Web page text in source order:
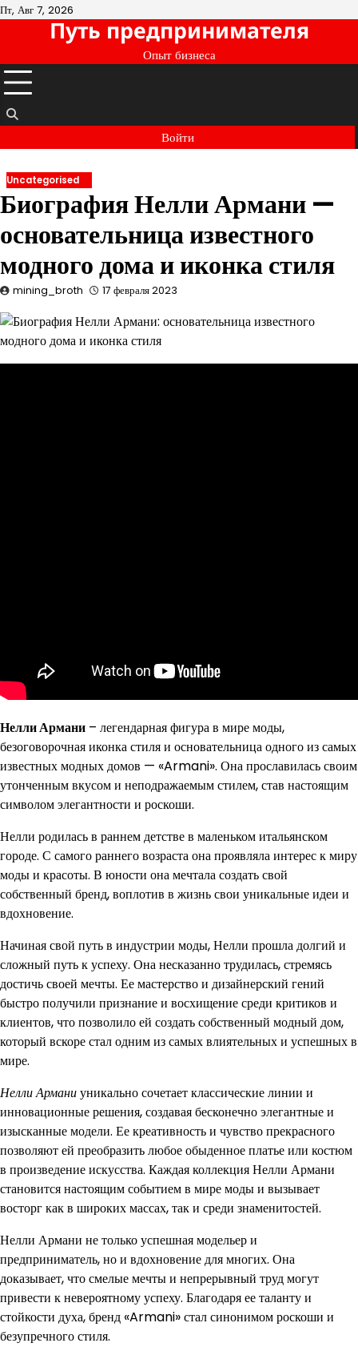
Перейти
содержимому
Пт, Авг 7, 2026
Путь предпринимателя
Опыт бизнеса
Войти
Uncategorised
Биография Нелли Армани —
основательница известного
модного дома и иконка стиля
mining_broth 17 февраля 2023
Нелли Армани – легендарная фигура в мире моды,
безоговорочная иконка стиля и основательница одного из самых
известных модных домов — «Armani». Она прославилась своим
утонченным вкусом и неподражаемым стилем, став настоящим
символом элегантности и роскоши.
Нелли родилась в раннем детстве в маленьком итальянском
городе. С самого раннего возраста она проявляла интерес к миру
моды и красоты. В юности она мечтала создать свой
собственный бренд, воплотив в жизнь свои уникальные идеи и
вдохновение.
Начиная свой путь в индустрии моды, Нелли прошла долгий и
сложный путь к успеху. Она несказанно трудилась, стремясь
достичь своей мечты. Ее мастерство и дизайнерский гений
быстро получили признание и восхищение среди критиков и
клиентов, что позволило ей создать собственный модный дом,
который вскоре стал одним из самых влиятельных и успешных в
мире.
Нелли Арманиуникально сочетает классические линии и
инновационные решения, создавая бесконечно элегантные и
изысканные модели. Ее креативность и чувство прекрасного
позволяют ей преобразить любое обыденное платье или костюм
в произведение искусства. Каждая коллекция Нелли Армани
становится настоящим событием в мире моды и вызывает
восторг как в широких массах, так и среди знаменитостей.
Нелли Армани не только успешная модельер и
предприниматель, но и вдохновение для многих. Она
доказывает, что смелые мечты и непрерывный труд могут
привести к невероятному успеху. Благодаря ее таланту и
стойкости духа, бренд «Armani» стал синонимом роскоши и
безупречного стиля.